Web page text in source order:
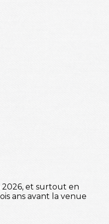
2026, et surtout en
ans avant la venue